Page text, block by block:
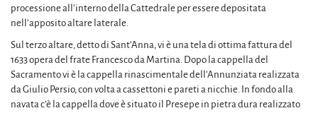
processione all’interno della Cattedrale per essere depositata
nell’apposito altare laterale.
Sul terzo altare, detto di Sant’Anna, vi è una tela di ottima fattura del
1633 opera del frate Francesco da Martina. Dopo la cappella del
Sacramento vi è la cappella rinascimentale dell’Annunziata realizzata
da Giulio Persio, con volta a cassettoni e pareti a nicchie. In fondo alla
navata c’è la cappella dove è situato il Presepe in pietra dura realizzato